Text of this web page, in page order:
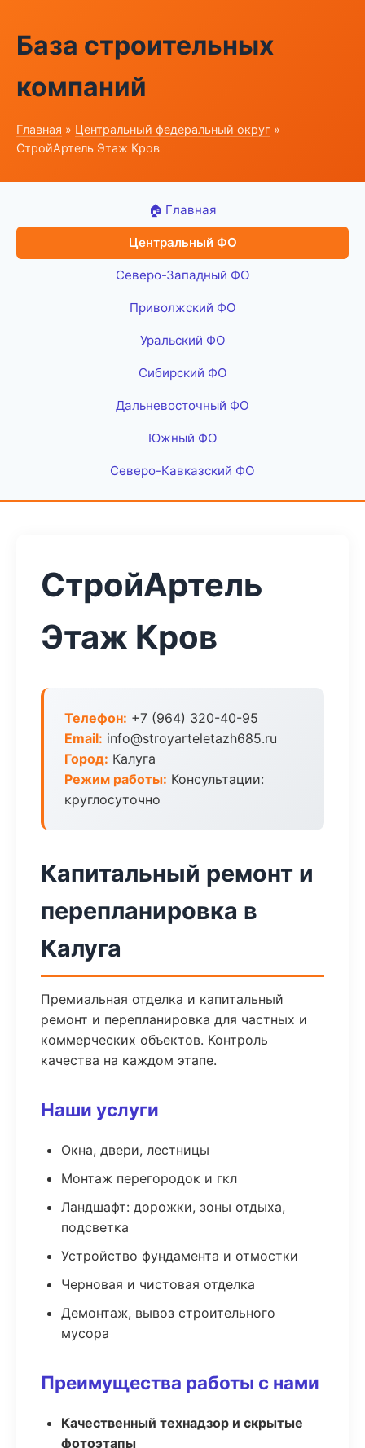
База строительных
компаний
Главная » Центральный федеральный округ »
СтройАртель Этаж Кров
🏠 Главная
Центральный ФО
Северо-Западный ФО
Приволжский ФО
Уральский ФО
Сибирский ФО
Дальневосточный ФО
Южный ФО
Северо-Кавказский ФО
СтройАртель
Этаж Кров
Телефон: +7 (964) 320-40-95
Email: info@stroyarteletazh685.ru
Город: Калуга
Режим работы: Консультации:
круглосуточно
Капитальный ремонт и
перепланировка в
Калуга
Премиальная отделка и капитальный
ремонт и перепланировка для частных и
коммерческих объектов. Контроль
качества на каждом этапе.
Наши услуги
Окна, двери, лестницы
Монтаж перегородок и гкл
Ландшафт: дорожки, зоны отдыха,
подсветка
Устройство фундамента и отмостки
Черновая и чистовая отделка
Демонтаж, вывоз строительного
мусора
Преимущества работы с нами
Качественный технадзор и скрытые
фотоэтапы